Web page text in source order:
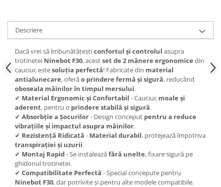
Descriere
Dacă vrei să îmbunătățeșticonfortul și controlul asupra
trotinetei Ninebot F30, acestset de 2 mânere ergonomice din
cauciuc estesoluția perfectă! Fabricate din material
antialunecare, oferăo prindere fermă și sigură, reducând
oboseala mâinilor în timpul mersului.
✔ Material Ergonomic și Confortabil - Cauciuc moale și
aderent, pentru o prindere stabilă și sigură.
✔ Absorbție a Șocurilor- Design conceput pentru a reduce
vibrațiile și impactul asupra mâinilor.
✔ Rezistență Ridicată - Material durabil, protejează împotriva
transpirației și uzurii.
✔ Montaj Rapid- Se instaleazăfără unelte, fixare sigură pe
ghidonul trotinetei.
✔ Compatibilitate Perfectă - Special concepute pentru
Ninebot F30, dar potrivite și pentru alte modele compatibile.